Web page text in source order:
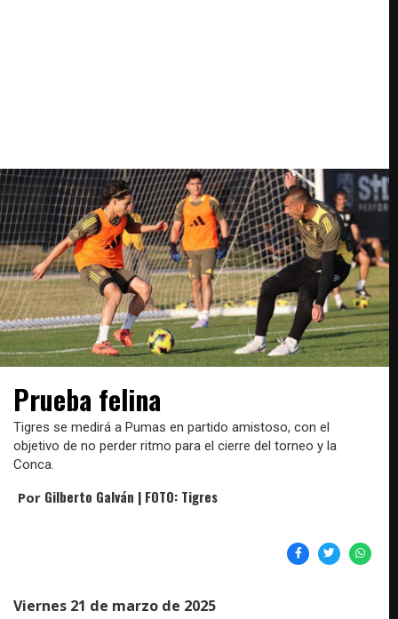
Prueba felina
Tigres se medirá a Pumas en partido amistoso, con el
objetivo de no perder ritmo para el cierre del torneo y la
Conca.
Por Gilberto Galván | FOTO: Tigres
Viernes 21 de marzo de 2025